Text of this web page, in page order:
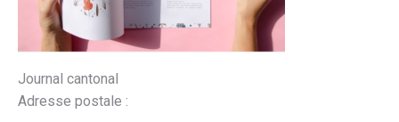
Journal cantonal
Adresse postale :